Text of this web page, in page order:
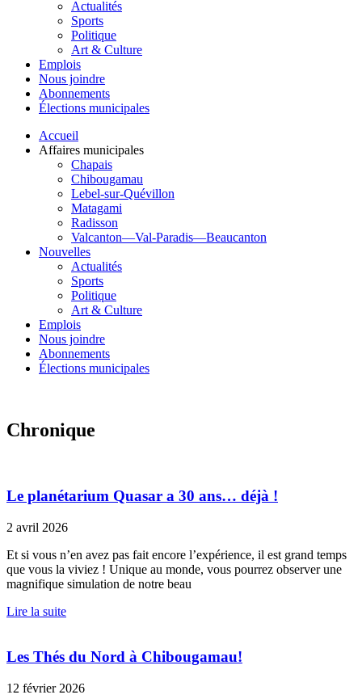
Actualités
Sports
Politique
Art & Culture
Emplois
Nous joindre
Abonnements
Élections municipales
Accueil
Affaires municipales
Chapais
Chibougamau
Lebel-sur-Quévillon
Matagami
Radisson
Valcanton—Val-Paradis—Beaucanton
Nouvelles
Actualités
Sports
Politique
Art & Culture
Emplois
Nous joindre
Abonnements
Élections municipales
Chronique
Le planétarium Quasar a 30 ans… déjà !
2 avril 2026
Et si vous n’en avez pas fait encore l’expérience, il est grand temps
que vous la viviez ! Unique au monde, vous pourrez observer une
magnifique simulation de notre beau
Lire la suite
Les Thés du Nord à Chibougamau!
12 février 2026